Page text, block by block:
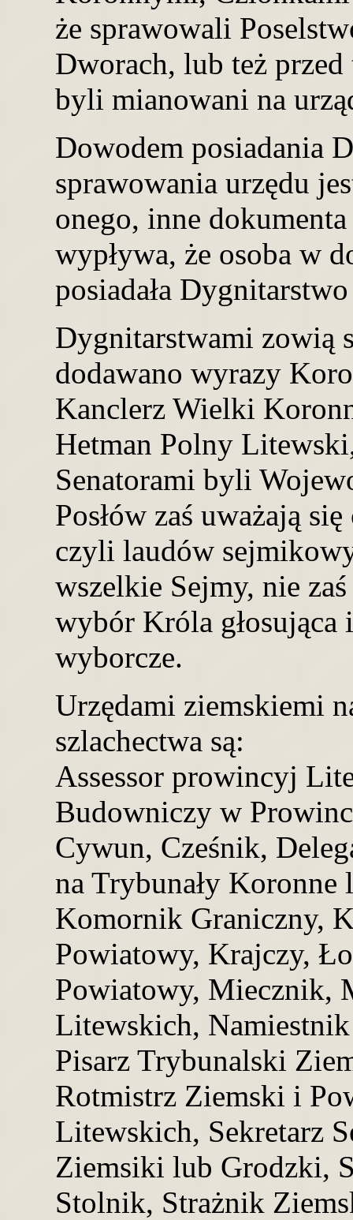
że sprawowali
Dworach, lub też
byli mianowani na
Dowodem posiadania
sprawowania urzędu
onego, inne
wypływa, że osoba w
posiadała
Dygnitarstwami zowią
dodawano wyrazy
Kanclerz Wielki
Hetman Polny
Senatorami byli
Posłów zaś uważają
czyli laudów
wszelkie Sejmy, nie
wybór Króla głosująca
wyborcze.
Urzędami ziemskiemi
szlachectwa są:
Assessor prowincyj
Budowniczy w
Cywun, Cześnik,
na Trybunały
Komornik Graniczny,
Powiatowy, Krajczy,
Powiatowy, Miecznik,
Litewskich,
Pisarz Trybunalski
Rotmistrz Ziemski i
Litewskich, Sekretarz
Ziemsiki lub Grodzki,
Stolnik, Strażnik